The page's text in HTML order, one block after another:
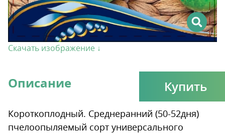
Скачать изображение ↓
Купить
Описание
Короткоплодный. Среднеранний (50-52дня)
пчелоопыляемый сорт универсального